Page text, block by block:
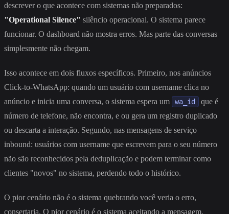
descrever o que acontece com sistemas não preparados:
"Operational Silence" silêncio operacional. O sistema parece
funcionar. O dashboard não mostra erros. Mas parte das conversas
simplesmente não chegam.
Isso acontece em dois fluxos específicos. Primeiro, nos anúncios
Click-to-WhatsApp: quando um usuário com username clica no
anúncio e inicia uma conversa, o sistema espera um
wa_id
que é
número de telefone, não encontra, e ou gera um registro duplicado
ou descarta a interação. Segundo, nas mensagens de serviço
inbound: usuários com username que escrevem para o seu número
não são reconhecidos pela deduplicação e podem terminar como
clientes "novos" no sistema, perdendo todo o histórico.
O pior cenário não é o sistema quebrando você veria o erro,
consertaria. O pior cenário é o sistema aceitando a mensagem,